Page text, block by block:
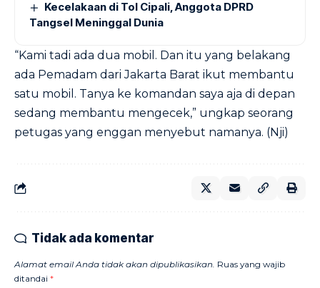
Kecelakaan di Tol Cipali, Anggota DPRD
Tangsel Meninggal Dunia
“Kami tadi ada dua mobil. Dan itu yang belakang
ada Pemadam dari Jakarta Barat ikut membantu
satu mobil. Tanya ke komandan saya aja di depan
sedang membantu mengecek,” ungkap seorang
petugas yang enggan menyebut namanya. (Nji)
Tidak ada komentar
Alamat email Anda tidak akan dipublikasikan. Ruas yang wajib
ditandai *